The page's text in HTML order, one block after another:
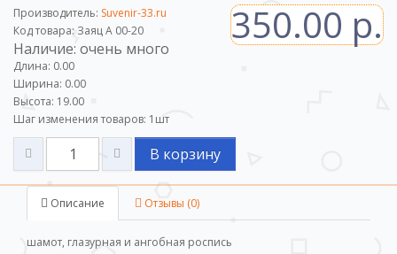
Производитель: Suvenir-33.ru
Код товара: Заяц A 00-20
Наличие: очень много
Длина: 0.00
Ширина: 0.00
Высота: 19.00
Шаг изменения товаров: 1 шт
350.00 р.
В корзину
Описание Отзывы (0)
шамот, глазурная и ангобная роспись